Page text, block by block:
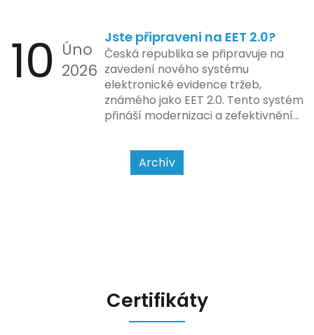
bezhotovostní transakci – nově
se má tato povinnost odvíjet od
povahy podnikatelské činnosti a
způsobu interakce se
zákazníkem.
10 Úno
2026
Jste připraveni na EET 2.0?
Česká republika se připravuje na
zavedení nového systému
elektronické evidence tržeb,
známého jako EET 2.0. Tento systém
přináší modernizaci a zefektivnění
usnadnit život podnikatelům i
kontrolním orgánům. Podívejme se
na hlavní změny, které EET 2.0
Archív
Certifikáty